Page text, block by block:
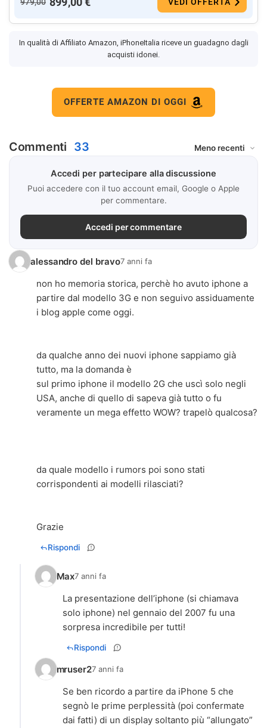
In qualità di Affiliato Amazon, iPhoneItalia riceve un guadagno dagli
acquisti idonei.
OFFERTE AMAZON DI OGGI
Commenti 33
Accedi per partecipare alla discussione
Puoi accedere con il tuo account email, Google o Apple
per commentare.
Accedi per commentare
alessandro del bravo7 anni fa
non ho memoria storica, perchè ho avuto iphone a
partire dal modello 3G e non seguivo assiduamente
i blog apple come oggi.
da qualche anno dei nuovi iphone sappiamo già
tutto, ma la domanda è
sul primo iphone il modello 2G che uscì solo negli
USA, anche di quello di sapeva già tutto o fu
veramente un mega effetto WOW? trapelò qualcosa?
da quale modello i rumors poi sono stati
corrispondenti ai modelli rilasciati?
Grazie
Rispondi
Max7 anni fa
La presentazione dell’iphone (si chiamava
solo iphone) nel gennaio del 2007 fu una
sorpresa incredibile per tutti!
Rispondi
mruser27 anni fa
Se ben ricordo a partire da iPhone 5 che
segnò le prime perplessità (poi confermate
dai fatti) di un display soltanto più “allungato”